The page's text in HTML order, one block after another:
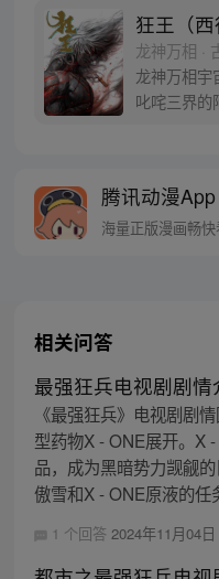
狂王（西
龙神万相 ·
龙神万相宇
叱咤三界的
有鱼最终
王，更名罗
腾讯动漫App
海量正版漫画畅快
相关问答
最强狂兵电视剧剧情
《最强狂兵》电视剧剧
型药物X - ONE展开。X
品，成为黑暗势力觊觎
傲雪和X - ONE原液的任
1 个回答 2024年11月04